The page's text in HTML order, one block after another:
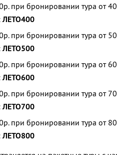
при бронировании тура от
ЛЕТО400
при бронировании тура от
ЛЕТО500
при бронировании тура от
ЛЕТО600
при бронировании тура от
ЛЕТО700
при бронировании тура от
ЛЕТО800